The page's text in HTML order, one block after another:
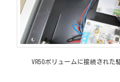
VR50ボリュームに接続された